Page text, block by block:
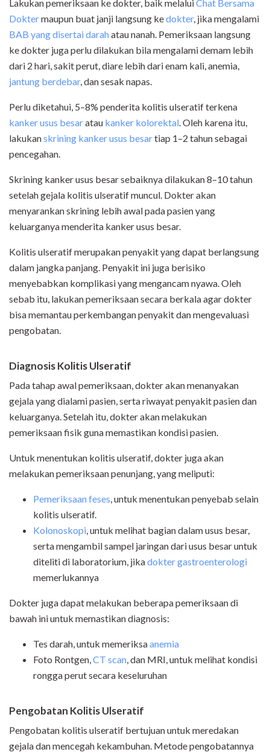
Lakukan pemeriksaan ke dokter, baik melaluiChat Bersama
Doktermaupun buat janji langsung kedokter, jika mengalami
BAB yang disertai darahatau nanah. Pemeriksaan langsung
ke dokter juga perlu dilakukan bila mengalami demam lebih
dari 2 hari, sakit perut, diare lebih dari enam kali, anemia,
jantung berdebar, dan sesak napas.
Perlu diketahui, 5–8% penderita kolitis ulseratif terkena
kanker usus besaratau kanker kolorektal. Oleh karena itu,
lakukanskrining kanker usus besartiap 1–2 tahun sebagai
pencegahan.
Skrining kanker usus besar sebaiknya dilakukan 8–10 tahun
setelah gejala kolitis ulseratif muncul. Dokter akan
menyarankan skrining lebih awal pada pasien yang
keluarganya menderita kanker usus besar.
Kolitis ulseratif merupakan penyakit yang dapat berlangsung
dalam jangka panjang. Penyakit ini juga berisiko
menyebabkan komplikasi yang mengancam nyawa. Oleh
sebab itu, lakukan pemeriksaan secara berkala agar dokter
bisa memantau perkembangan penyakit dan mengevaluasi
pengobatan.
Diagnosis Kolitis Ulseratif
Pada tahap awal pemeriksaan, dokter akan menanyakan
gejala yang dialami pasien, serta riwayat penyakit pasien dan
keluarganya. Setelah itu, dokter akan melakukan
pemeriksaan fisik guna memastikan kondisi pasien.
Untuk menentukan kolitis ulseratif, dokter juga akan
melakukan pemeriksaan penunjang, yang meliputi:
Pemeriksaan feses, untuk menentukan penyebab selain
kolitis ulseratif.
Kolonoskopi, untuk melihat bagian dalam usus besar,
serta mengambil sampel jaringan dari usus besar untuk
diteliti di laboratorium, jikadokter gastroenterologi
memerlukannya
Dokter juga dapat melakukan beberapa pemeriksaan di
bawah ini untuk memastikan diagnosis:
Tes darah, untuk memeriksaanemia
Foto Rontgen,CT scan, dan MRI, untuk melihat kondisi
rongga perut secara keseluruhan
Pengobatan Kolitis Ulseratif
Pengobatan kolitis ulseratif bertujuan untuk meredakan
gejala dan mencegah kekambuhan. Metode pengobatannya